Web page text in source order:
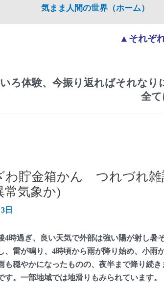
気まま人間の世界（ホーム）
▲それぞ
ろ体験、今振り返ればそれな
全て
わ貯金箱かん つれづれ雑
常気象か)
日
時過ぎ、良い天気で外部は強い陽が射し暑
、雷が鳴り、4時頃から雨が降り始め、小雨
も穏やかになったものの、夜半まで降り続
す。一部地域では地滑りもみられています。